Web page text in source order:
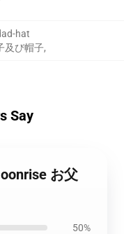
hat
及び帽子,
Say
お父
50%